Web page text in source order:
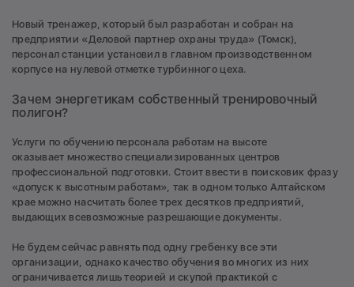
Новый тренажер, который был разработан и собран на
предприятии «Деловой партнер охраны труда» (Томск),
персонал станции установил в главном производственном
корпусе на нулевой отметке турбинного цеха.
Зачем энергетикам собственный тренировочный
полигон?
Услуги по обучению персонала работам на высоте
оказывает множество специализированных центров
профессиональной подготовки. Стоит ввести в поисковик фразу
«допуск к высотным работам», так в одном только Алтайском
крае можно насчитать более трех десятков предприятий,
выдающих всевозможные разрешающие документы.
Не будем сейчас равнять под одну гребенку все эти
организации, однако качество обучения во многих из них
ограничивается лишь теорией и скупой практикой с